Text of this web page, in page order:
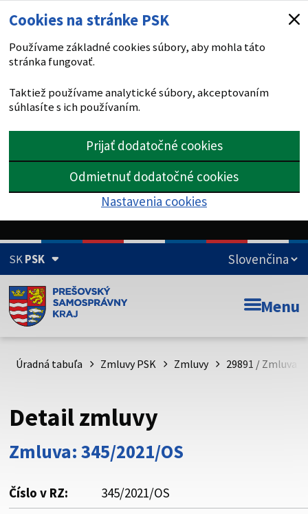
Cookies na stránke PSK
Používame základné cookies súbory, aby mohla táto
stránka fungovať.
Taktiež používame analytické súbory, akceptovaním
súhlasíte s ich používaním.
Prijať dodatočné cookies
Odmietnuť dodatočné cookies
Nastavenia cookies
SKPSK
Doména psk.sk je oficiálna
Toto je oficiálna webová stránka Prešovského
psk.sk.
Buďte pozorní a vždy sa uistite, že zdieľate informácie iba
cez zabezpečenú webovú stránku. Zabezpečená stránka
vždy začína https:// pred názvom domény webového sídla.
Menu
Úradná tabuľa Zmluvy PSK Zmluvy 29891 / Zmluva
Detail zmluvy
Zmluva: 345/2021/OS
Číslo v RZ:
345/2021/OS